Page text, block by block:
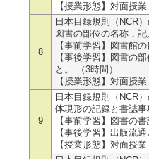
【授業形態】対面授業
8
日本目録規則（NCR
図書の部位の名称，
【事前学習】図書館
【事後学習】図書の
と。 （3時間）
【授業形態】対面授業
9
日本目録規則（NCR
体現形の記録と書誌
【事前学習】図書の
【事後学習】出版流
【授業形態】対面授業